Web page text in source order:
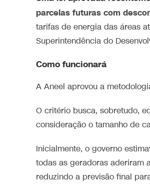
parcelas futuras com
tarifas de energia das áreas
Superintendência do
Como funcionará
A Aneel aprovou a
O critério busca, sobretudo,
consideração o tamanho de
Inicialmente, o governo
todas as geradoras aderiram
reduzindo a previsão final